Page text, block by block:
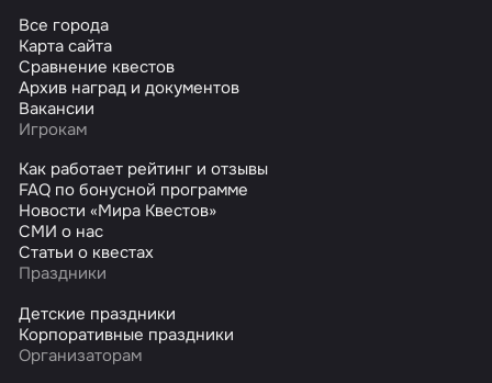
Все города
Карта сайта
Сравнение квестов
Архив наград и документов
Вакансии
Игрокам
Как работает рейтинг и отзывы
FAQ по бонусной программе
Новости «Мира Квестов»
СМИ о нас
Статьи о квестах
Праздники
Детские праздники
Корпоративные праздники
Организаторам